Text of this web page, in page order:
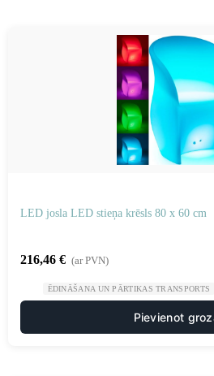
LED josla LED stieņa krēsls 80 x 60 cm
216,46 € (ar PVN)
ĒDINĀŠANA UN PĀRTIKAS TRANSPORTS
Pievienot